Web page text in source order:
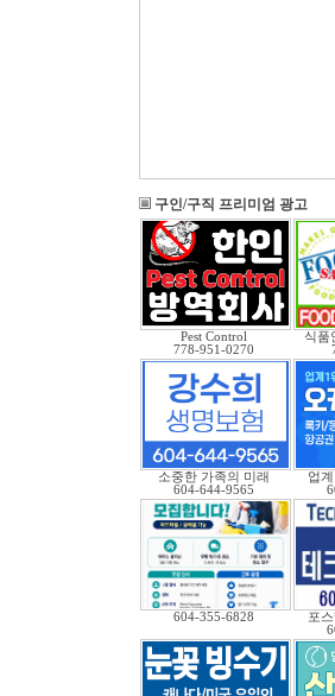
구인/구직 프리미엄 광고
Pest Control
778-951-0270
식품
소중한 가족의 미래
604-644-9565
업
604-355-6828
포